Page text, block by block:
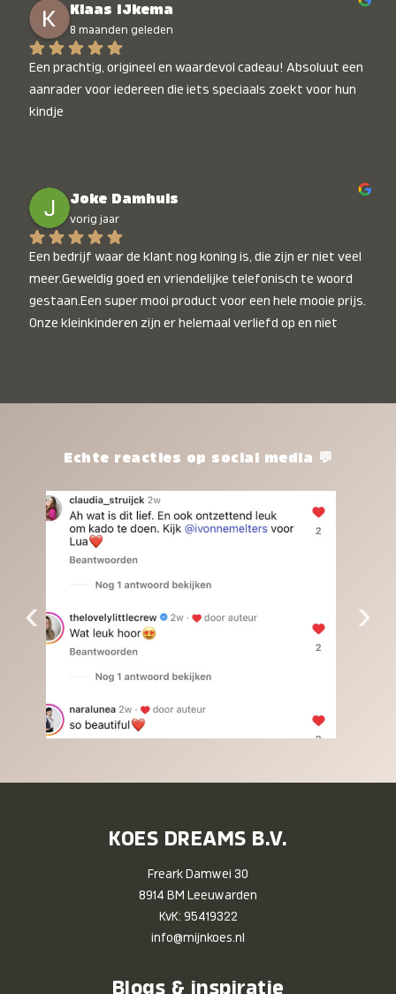
Klaas IJkema
8 maanden geleden
Een prachtig, origineel en waardevol cadeau! Absoluut een
aanrader voor iedereen die iets speciaals zoekt voor hun
kindje
Joke Damhuis
vorig jaar
Een bedrijf waar de klant nog koning is, die zijn er niet veel
meer.Geweldig goed en vriendelijke telefonisch te woord
gestaan.Een super mooi product voor een hele mooie prijs.
Onze kleinkinderen zijn er helemaal verliefd op en niet
het waard.Echte reacties op social media 💬
‹ ›
KOES DREAMS B.V.
Freark Damwei 30
8914 BM Leeuwarden
KvK: 95419322
info@mijnkoes.nl
Blogs & inspiratie